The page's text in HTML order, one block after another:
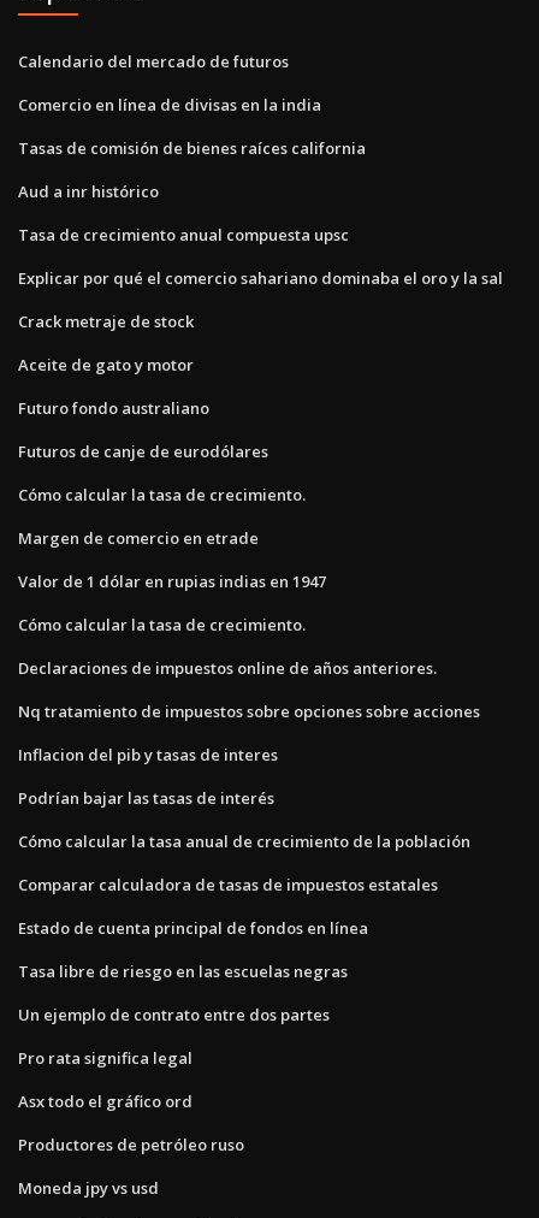
Calendario del mercado de futuros
Comercio en línea de divisas en la india
Tasas de comisión de bienes raíces california
Aud a inr histórico
Tasa de crecimiento anual compuesta upsc
Explicar por qué el comercio sahariano dominaba el oro y la sal
Crack metraje de stock
Aceite de gato y motor
Futuro fondo australiano
Futuros de canje de eurodólares
Cómo calcular la tasa de crecimiento.
Margen de comercio en etrade
Valor de 1 dólar en rupias indias en 1947
Cómo calcular la tasa de crecimiento.
Declaraciones de impuestos online de años anteriores.
Nq tratamiento de impuestos sobre opciones sobre acciones
Inflacion del pib y tasas de interes
Podrían bajar las tasas de interés
Cómo calcular la tasa anual de crecimiento de la población
Comparar calculadora de tasas de impuestos estatales
Estado de cuenta principal de fondos en línea
Tasa libre de riesgo en las escuelas negras
Un ejemplo de contrato entre dos partes
Pro rata significa legal
Asx todo el gráfico ord
Productores de petróleo ruso
Moneda jpy vs usd